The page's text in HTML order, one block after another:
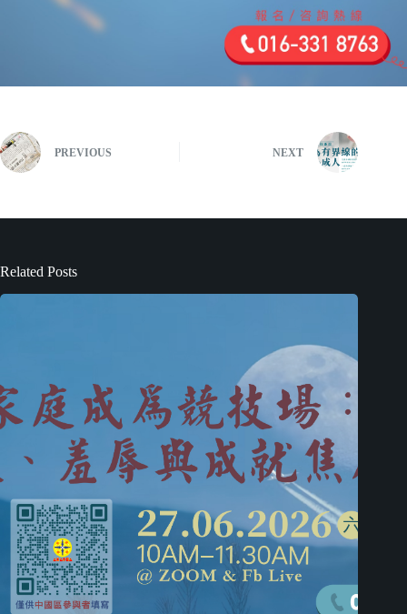
PREVIOUS NEXT
Related Posts